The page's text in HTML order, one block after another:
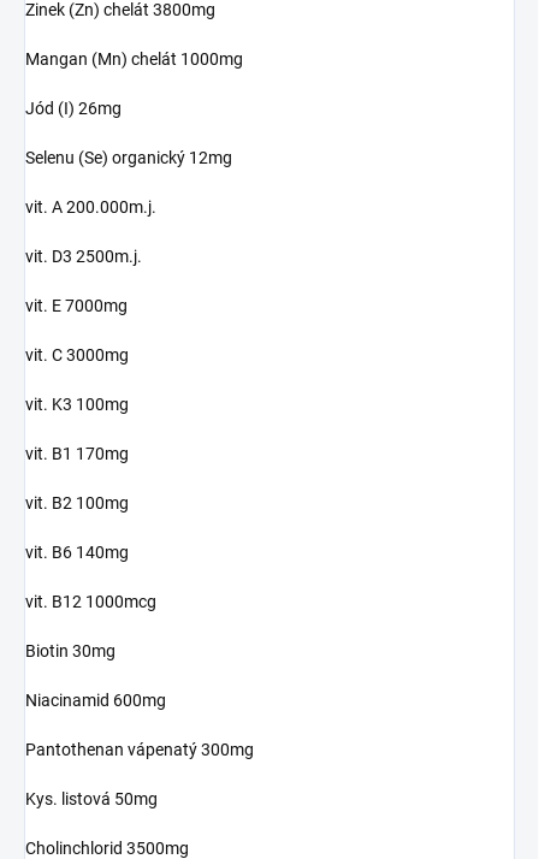
Zinek (Zn) chelát 3800mg
Mangan (Mn) chelát 1000mg
Jód (I) 26mg
Selenu (Se) organický 12mg
vit. A 200.000m.j.
vit. D3 2500m.j.
vit. E 7000mg
vit. C 3000mg
vit. K3 100mg
vit. B1 170mg
vit. B2 100mg
vit. B6 140mg
vit. B12 1000mcg
Biotin 30mg
Niacinamid 600mg
Pantothenan vápenatý 300mg
Kys. listová 50mg
Cholinchlorid 3500mg